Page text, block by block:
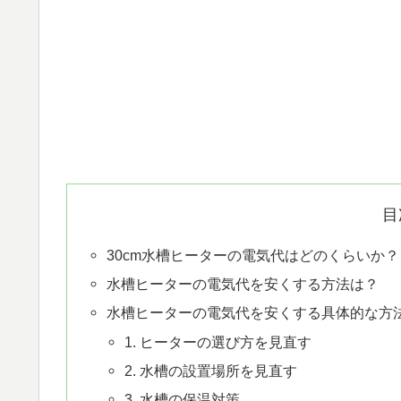
30cm水槽ヒーターの電気代はどのくらいか？
水槽ヒーターの電気代を安くする方法は？
水槽ヒーターの電気代を安くする具体的な方
1. ヒーターの選び方を見直す
2. 水槽の設置場所を見直す